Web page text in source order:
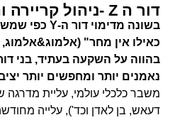
דור ה Z -ניהול קריירה והעדפת יציבות
נאמנים יותר ומחפשים יותר
משבר כלכלי עולמי, עליית מדרגה
דעאש, בן לאדן וכד'), עלייה